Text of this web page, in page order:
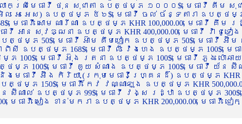
លោកស្រីមេធាវី ថុន សុជាតា ឧបត្ថម្ភ ១០០០$, មេធាវី គីម សុជ
អិល អេ អេស) ឧបត្ថម្ភ ៥៦$, មេធាវី ចល់ ច័ន្ទតារា ឧបត្ថម្
ធាវី សោម ណារីណា ឧបត្ថម្ភ KHR 100,000.00, មេធាវី គឹម រ
ាវី អាន សុវឌ្ឍនា ឧបត្ថម្ភ KHR 400,000.00, មេធាវី វ៉ា ជូទៀង
ថម្ភ 50$, មេធាវី អ៊ាម គឹមហៀក ឧបត្ថម្ភ 50$, មេធាវី អ៊ឹម
ពិសី ឧបត្ថម្ភ 168$, មេធាវី លី វ៉េងហេង ឧបត្ថម្ភ 100$, មេធ
100$, មេធាវី អ៊ុង រតនា ឧបត្ថម្ភ 100$, មេធាវី ភួង ប៉ោឆាយ
ម្ភ 100$, មេធាវី គួយ សំណាង ឧបត្ថម្ភ 100$, មេធាវី យ័ន ស៊ី
មេធាវី អ៊ឹង កិរិយា (ក្រុមមេធាវីហ្គ្រេនដ៏) ឧបត្ថម្ភ KHR
ថម្ភ 150$, មេធាវី កែវ វណ្ណាឡុង ឧបត្ថម្ភ KHR
ស៊ីណាល់ ឧបត្ថម្ភ 99$, មេធាវី វង្ស រដ្ឋា ឧបត្ថម្ភ 300$,
ធាវី សៀង ខាន់មករា ឧបត្ថម្ភ KHR 200,000.00, មេធាវី ជៀ